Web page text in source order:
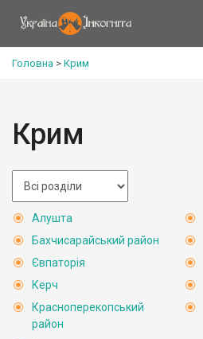
Головна > Крим
Крим
Алушта
Бахчисарайський район
Євпаторія
Керч
Красноперекопський
район